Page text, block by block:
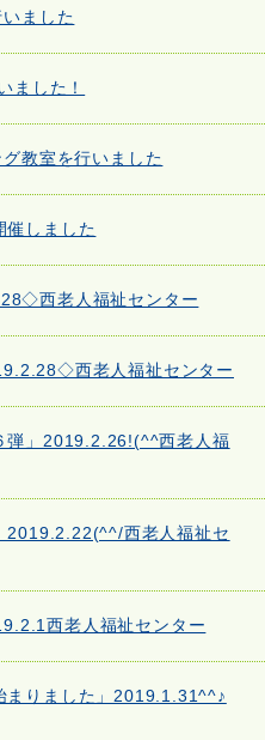
ました
した！
教室を行いました
催しました
西老人福祉センター
西老人福祉センター
弾」2019.2.26!(^^西老人福
2019.2.22(^^/西老人福祉セ
西老人福祉センター
まりました」2019.1.31^^♪